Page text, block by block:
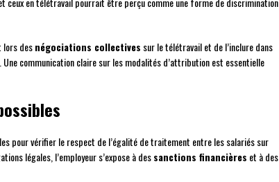
lors desnégociations collectives sur le télétravail et de l’inclure dans
communication claire sur les modalités d’attribution est essentielle
pour vérifier le respect de l’égalité de traitement entre les salariés sur
légales, l’employeur s’expose à dessanctions financières et à des